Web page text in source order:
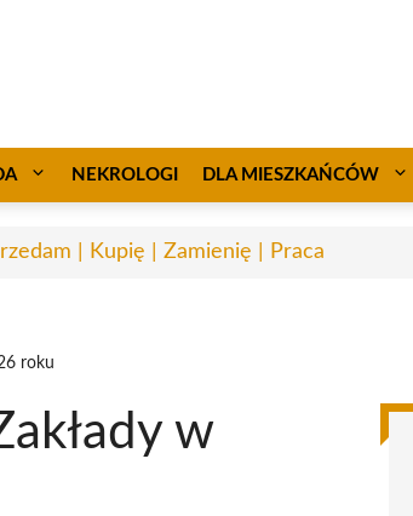
NEKROLOGI DLA MIESZKAŃCÓW
| Kupię | Zamienię | Praca
roku
w